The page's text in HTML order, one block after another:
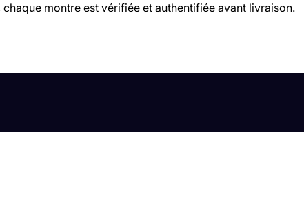
montre est vérifiée et authentifiée avant livraison.